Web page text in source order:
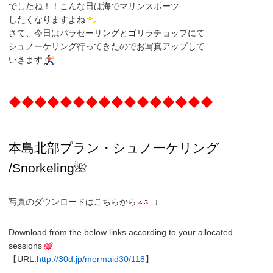
でしたね！！こんな日は海でマリンスポーツ
したくなりますよね
さて、今日はパラセーリングとゴリラチョップにて
シュノーケリング行ってきたのでお写真アップして
いきます
◆◆◆◆◆◆◆◆◆◆◆◆◆◆◆◆
本島北部プラン・ シュノーケリング
/Snorkeling🌺
写真のダウンロードはこちらから ↓↓
Download from the below links according to your allocated
sessions
【URL:http://30d.jp/mermaid30/118】